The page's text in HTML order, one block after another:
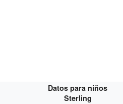
Datos para niños
Sterling